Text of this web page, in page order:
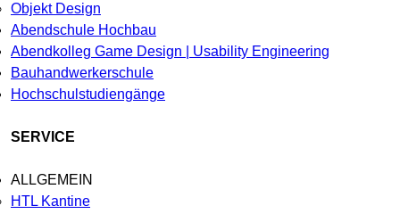
Objekt Design
Abendschule Hochbau
Abendkolleg Game Design | Usability Engineering
Bauhandwerkerschule
Hochschulstudiengänge
SERVICE
ALLGEMEIN
HTL Kantine